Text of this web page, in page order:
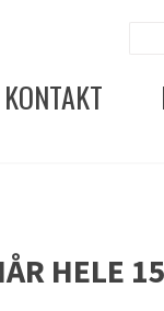
KONTAKT
HELE